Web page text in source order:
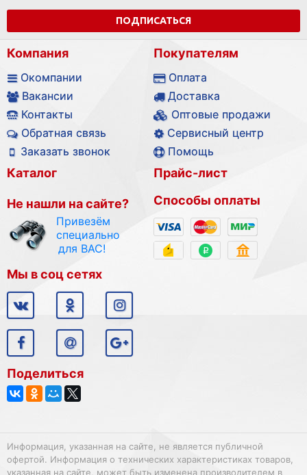
ПОДПИСАТЬСЯ
Компания
Окомпании
Вакансии
Контакты
Обратная связь
Заказать звонок
Покупателям
Оплата
Доставка
Оптовые продажи
Сервисный центр
Помощь
Каталог
Не нашли на сайте?
Привезём
специально
для ВАС!
Прайс-лист
Способы оплаты
Мы в соц сетях
Поделиться
Информация, указанная на сайте, не является публичной
офертой. Информация о технических характеристиках товаров,
указанная на сайте, может быть изменена производителем в